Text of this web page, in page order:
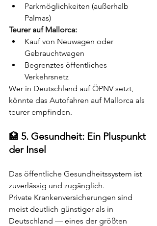
Parkmöglichkeiten (außerhalb
Palmas)
Teurer auf Mallorca:
Kauf von Neuwagen oder
Gebrauchtwagen
Begrenztes öffentliches
Verkehrsnetz
Wer in Deutschland auf ÖPNV setzt,
könnte das Autofahren auf Mallorca als
teurer empfinden.
🏥 5. Gesundheit: Ein Pluspunkt
der Insel
Das öffentliche Gesundheitssystem ist
zuverlässig und zugänglich.
Private Krankenversicherungen sind
meist deutlich günstiger als in
Deutschland — eines der größten